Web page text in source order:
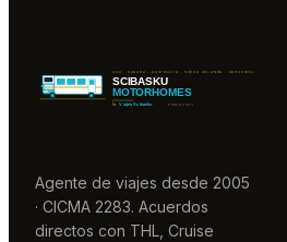
Agente de viajes desde 2005
· CICMA 2283. Acuerdos
directos con THL, Cruise